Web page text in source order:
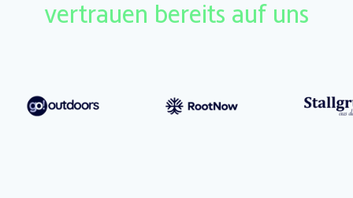
vertrauen bereits auf uns